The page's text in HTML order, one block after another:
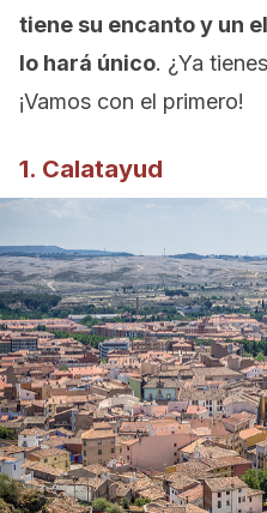
tiene su encanto y un
lo hará único. ¿Ya
¡Vamos con el primero!
1. Calatayud